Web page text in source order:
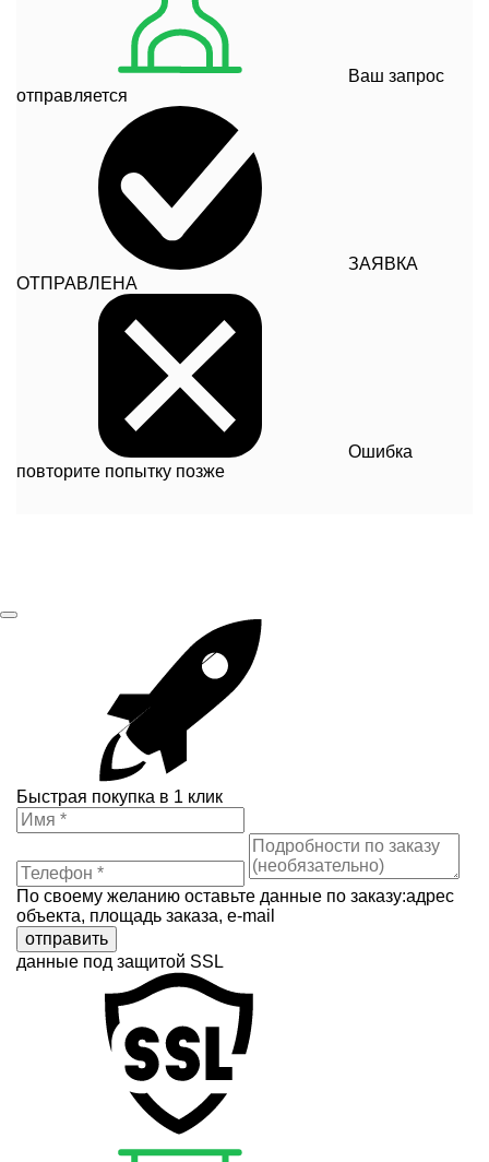
Ваш запрос
отправляется
ЗАЯВКА
ОТПРАВЛЕНА
Ошибка
повторите попытку позже
Быстрая покупка в 1 клик
По своему желанию оставьте данные по заказу:адрес
объекта, площадь заказа, e-mail
отправить
данные под защитой SSL